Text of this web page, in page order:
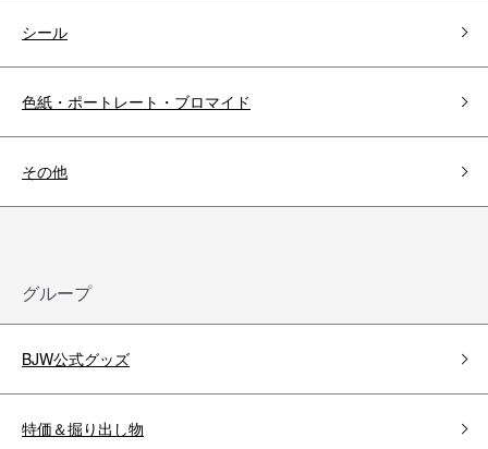
シール
色紙・ポートレート・ブロマイド
その他
グループ
BJW公式グッズ
特価＆掘り出し物